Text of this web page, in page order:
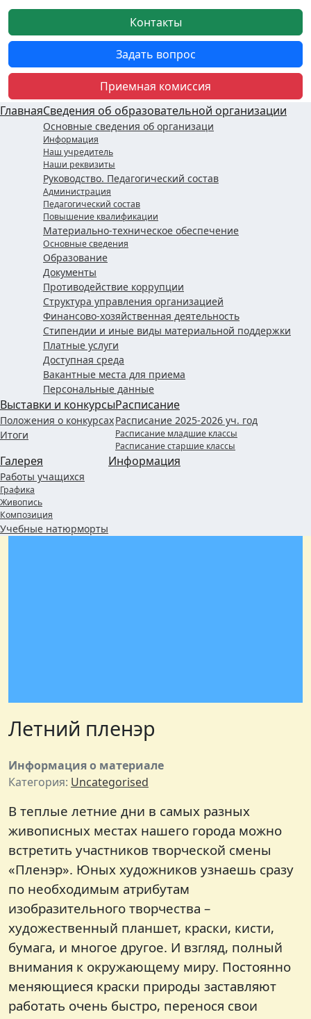
Контакты
Задать вопрос
Приемная комиссия
ГлавнаяСведения об образовательной организации
Основные сведения об организаци
Информация
Наш учредитель
Наши реквизиты
Руководство. Педагогический состав
Администрация
Педагогический состав
Повышение квалификации
Материально-техническое обеспечение
Основные сведения
Образование
Документы
Противодействие коррупции
Структура управления организацией
Финансово-хозяйственная деятельность
Стипендии и иные виды материальной поддержки
Платные услуги
Доступная среда
Вакантные места для приема
Персональные данные
Выставки и конкурсы
Положения о конкурсах
Итоги
Расписание
Расписание 2025-2026 уч. год
Расписание младшие классы
Расписание старшие классы
Галерея
Работы учащихся
Графика
Живопись
Композиция
Учебные натюрморты
Информация
Летний пленэр
Информация о материале
Категория: Uncategorised
В теплые летние дни в самых разных
живописных местах нашего города можно
встретить участников творческой смены
«Пленэр». Юных художников узнаешь сразу
по необходимым атрибутам
изобразительного творчества –
художественный планшет, краски, кисти,
бумага, и многое другое. И взгляд, полный
внимания к окружающему миру. Постоянно
меняющиеся краски природы заставляют
работать очень быстро, перенося свои